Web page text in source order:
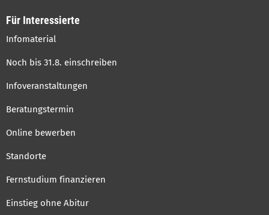
Für Interessierte
Infomaterial
Noch bis 31.8. einschreiben
Infoveranstaltungen
Beratungstermin
Online bewerben
Standorte
Fernstudium finanzieren
Einstieg ohne Abitur